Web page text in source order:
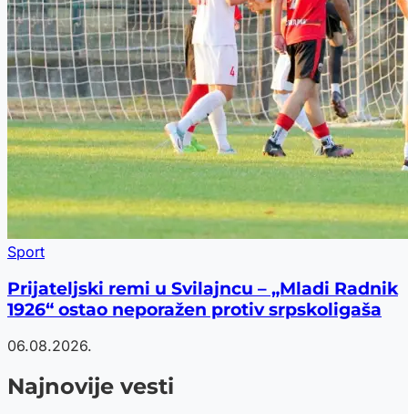
Sport
Prijateljski remi u Svilajncu – „Mladi Radnik
1926“ ostao neporažen protiv srpskoligaša
06.08.2026.
Najnovije vesti